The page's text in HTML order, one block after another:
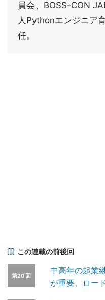
員会、BOSS-CON
人Pythonエンジニア
任。
この連載の前後回
第20回
中高年の起業
が重要、ロー